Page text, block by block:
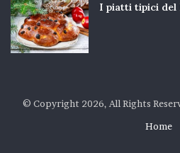
I piatti tipici del
© Copyright 2026, All Rights
Home